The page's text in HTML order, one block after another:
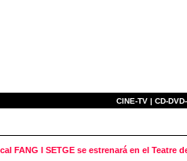
CINE-TV | CD-
FANG I SETGE se estrenará en el Teatre